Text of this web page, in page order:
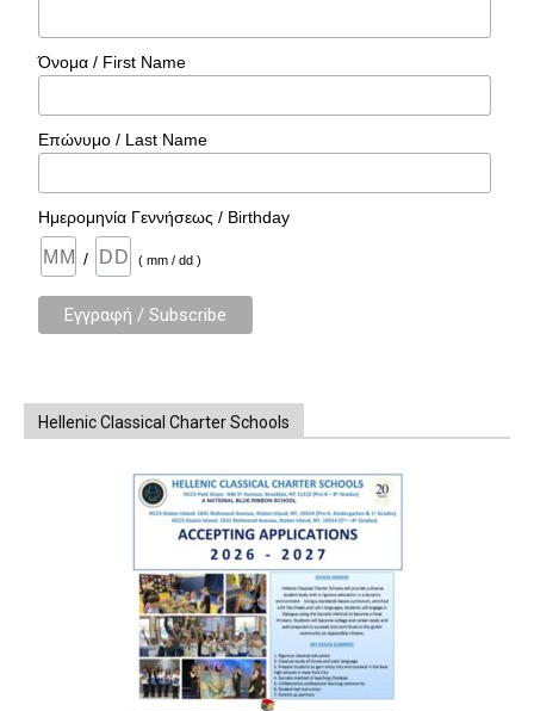
Όνομα / First Name
Επώνυμο / Last Name
Ημερομηνία Γεννήσεως / Birthday
/ ( mm / dd )
Hellenic Classical Charter Schools